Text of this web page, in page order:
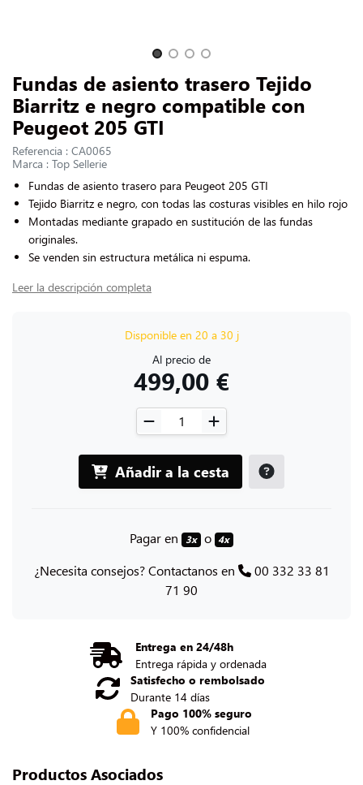
Fundas de asiento trasero Tejido
Biarritz e negro compatible con
Peugeot 205 GTI
Referencia : CA0065
Marca : Top Sellerie
Fundas de asiento trasero para Peugeot 205 GTI
Tejido Biarritz e negro, con todas las costuras visibles en hilo rojo
Montadas mediante grapado en sustitución de las fundas
originales.
Se venden sin estructura metálica ni espuma.
Leer la descripción completa
Disponible en 20 a 30 j
Al precio de
499,00 €
Añadir a la cesta
Pagar en 3x o 4x
¿Necesita consejos? Contactanos en
00 332 33 81
71 90
Entrega en 24/48h
Entrega rápida y ordenada
Satisfecho o rembolsado
Durante 14 días
Pago 100% seguro
Y 100% confidencial
Productos Asociados